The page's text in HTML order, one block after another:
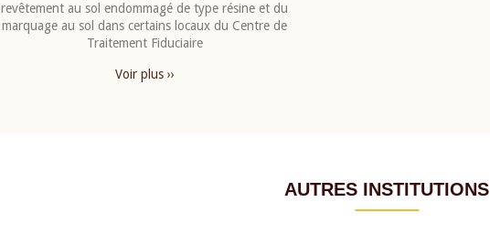
revêtement au sol endommagé de type résine et du
marquage au sol dans certains locaux du Centre de
Traitement Fiduciaire
Voir plus ››
AUTRES INSTITUTIONS